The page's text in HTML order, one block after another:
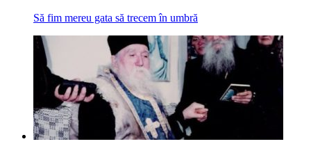
Să fim mereu gata să trecem în umbră